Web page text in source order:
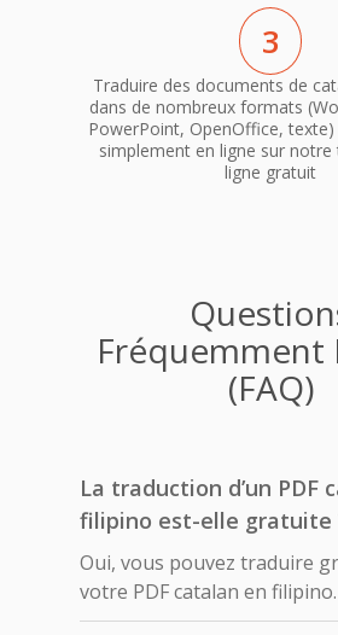
3
Traduire des documents de
dans de nombreux formats
PowerPoint, OpenOffice,
simplement en ligne sur notre
ligne gratuit
Fréquemment
(FAQ)
La traduction d’un PDF
filipino est-elle gratuite
Oui, vous pouvez traduire
votre PDF catalan en filipino.